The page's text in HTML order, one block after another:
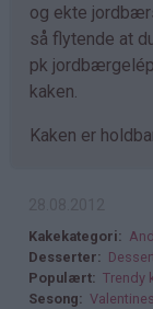
og ekte
så flytende at
pk
kaken.
Kaken er
Kakekategori
Desserter
Populært
Trendy
Sesong